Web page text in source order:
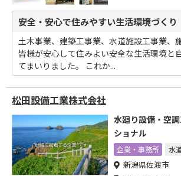
安全・安心で住みやすい生活環境づくり
土木事業、建築工事業、水道施設工事業、
皆様が安心して住みよい安全な生活環境と
てまいりました。 これか...
松田設備工業株式会社
水廻り設備・空
ショナル
企業・事務所 水
新潟県佐渡市